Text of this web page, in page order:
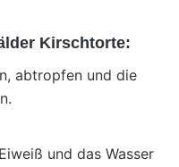
Kirschtorte:
abtropfen und die
und das Wasser